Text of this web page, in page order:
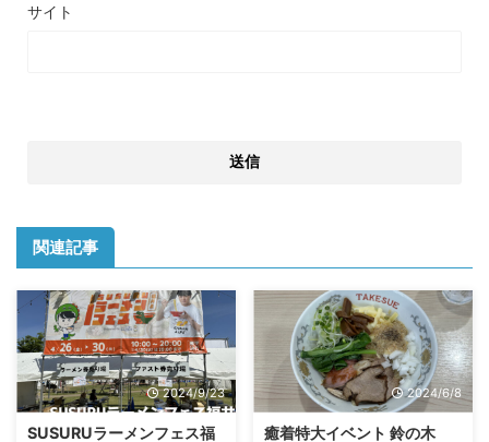
サイト
関連記事
2024/9/23
SUSURUラーメンフェス福
2024/6/8
癒着特大イベント 鈴の木